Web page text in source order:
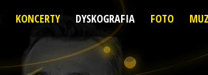
KONCERTY DYSKOGRAFIA FOTO